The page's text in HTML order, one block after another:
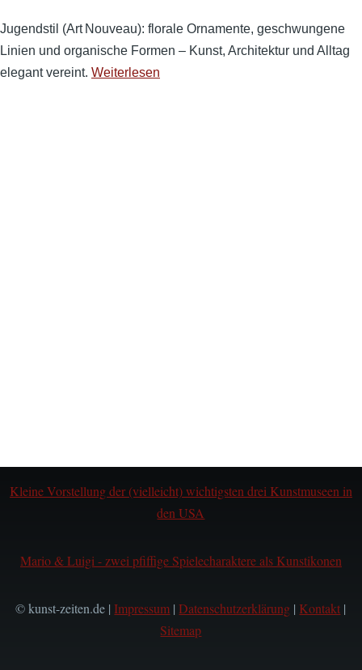
Jugendstil (Art Nouveau): florale Ornamente, geschwungene
Linien und organische Formen – Kunst, Architektur und Alltag
elegant vereint. Weiterlesen
Kleine Vorstellung der (vielleicht) wichtigsten drei Kunstmuseen in
den USA
Mario & Luigi - zwei pfiffige Spielecharaktere als Kunstikonen
© kunst-zeiten.de |Impressum |Datenschutzerklärung | Kontakt |
Sitemap